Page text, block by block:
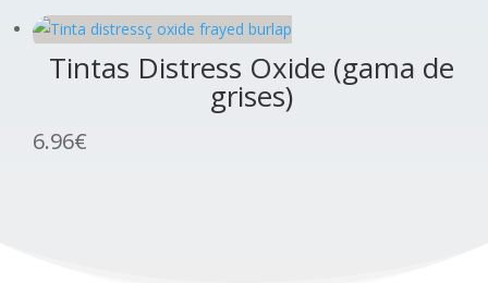
Tintas Distress Oxide (gama de
grises)
6.96€